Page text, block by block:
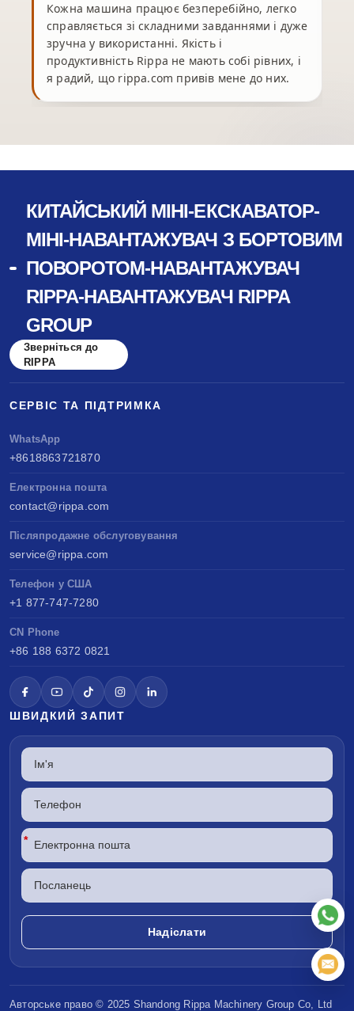
Кожна машина працює безперебійно, легко
справляється зі складними завданнями і дуже
зручна у використанні. Якість і
продуктивність Rippa не мають собі рівних, і
я радий, що rippa.com привів мене до них.
КИТАЙСЬКИЙ МІНІ-ЕКСКАВАТОР-
МІНІ-НАВАНТАЖУВАЧ З БОРТОВИМ
ПОВОРОТОМ-НАВАНТАЖУВАЧ
RIPPA-НАВАНТАЖУВАЧ RIPPA
GROUP
Зверніться до
RIPPA
СЕРВІС ТА ПІДТРИМКА
WhatsApp
+8618863721870
Електронна пошта
contact@rippa.com
Післяпродажне обслуговування
service@rippa.com
Телефон у США
+1 877-747-7280
CN Phone
+86 188 6372 0821
ШВИДКИЙ ЗАПИТ
*
Авторське право © 2025 Shandong Rippa Machinery Group Co, Ltd